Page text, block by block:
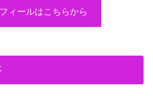
ィールはこちらから